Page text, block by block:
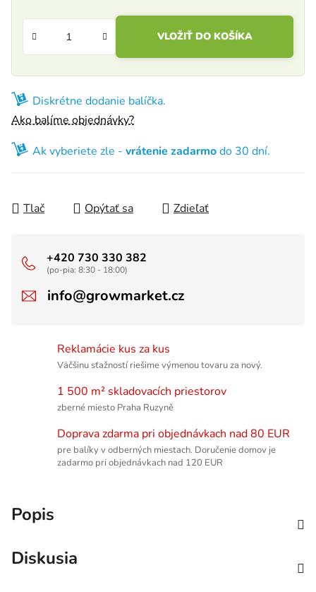
VLOŽIŤ DO KOŠÍKA
Diskrétne dodanie balíčka.
Ako balíme objednávky?
Ak vyberiete zle - vrátenie zadarmodo 30 dní.
Tlač Opýtať sa Zdieľať
+420 730 330 382
(po-pia: 8:30 - 18:00)
info@growmarket.cz
Reklamácie kus za kus
Väčšinu sťažností riešime výmenou tovaru za nový.
1 500 m² skladovacích priestorov
zberné miesto Praha Ruzyně
Doprava zdarma pri objednávkach nad 80 EUR
pre balíky v odberných miestach. Doručenie domov je
zadarmo pri objednávkach nad 120 EUR
Popis
Diskusia